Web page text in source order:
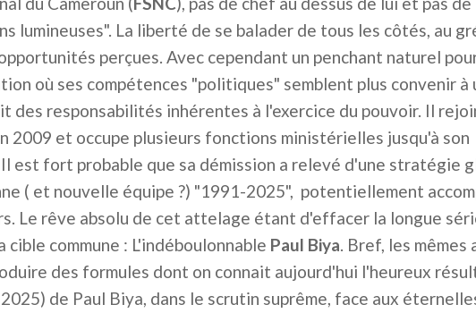
lumineuses". La liberté de se balader de tous les côtés, au
perçues. Avec cependant un penchant naturel
où ses compétences "politiques" semblent plus convenir à
des responsabilités inhérentes à l'exercice du pouvoir. Il
2009 et occupe plusieurs fonctions ministérielles jusqu'à son
est fort probable que sa démission a relevé d'une stratégie
( et nouvelle équipe ?) "1991-2025", potentiellement
Le rêve absolu de cet attelage étant d'effacer la longue
commune : L'indéboulonnable Paul Biya. Bref, les mêmes
des formules dont on connait aujourd'hui l'heureux
de Paul Biya, dans le scrutin suprême, face aux